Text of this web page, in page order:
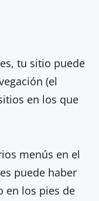
tu sitio puede
(el
en los que
menús en el
puede haber
en los pies de